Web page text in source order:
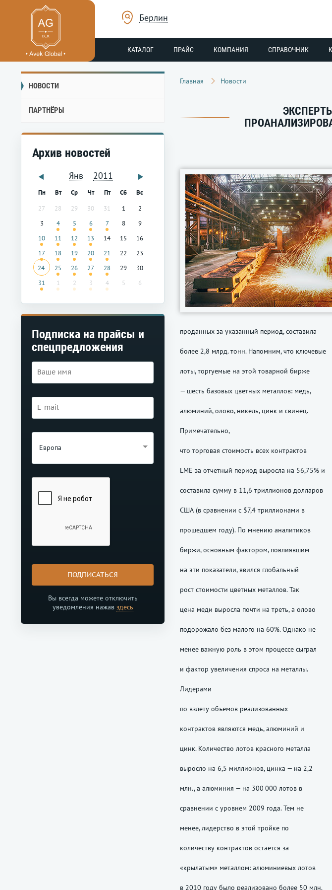
Берлин
КАТАЛОГ ПРАЙС КОМПАНИЯ СПРАВОЧНИК
НОВОСТИ
ПАРТНЁРЫ
Архив новостей
Янв 2011
Пн Вт Ср Чт Пт Сб
Вс
27
28 29 30 31 1
2
3
4 5 6 7 8
9
10
11 12 13 14 15
16
17
18 19 20 21 22
23
24
25 26 27 28 29
30
31
1 2 3 4 5 6
Подписка на прайсы и
спецпредложения
Европа
ПОДПИСАТЬСЯ
Вы всегда можете отключить
уведомления нажав здесь
Главная Новости
проданных за указанный период, составила
более 2,8 млрд. тонн. Напомним, что ключевые
лоты, торгуемые на этой товарной бирже
— шесть базовых цветных металлов: медь,
алюминий, олово, никель, цинк и свинец.
Примечательно,
что торговая стоимость всех контрактов
LME за отчетный период выросла на 56,75% и
составила сумму в 11,6 триллионов долларов
США (в сравнении с $7,4 триллионами в
прошедшем году). По мнению аналитиков
биржи, основным фактором, повлиявшим
на эти показатели, явился глобальный
рост стоимости цветных металлов. Так
цена меди выросла почти на треть, а олово
подорожало без малого на 60%. Однако не
менее важную роль в этом процессе сыграл
и фактор увеличения спроса на металлы.
Лидерами
по взлету объемов реализованных
контрактов являются медь, алюминий и
цинк. Количество лотов красного металла
выросло на 6,5 миллионов, цинка — на 2,2
млн., а алюминия — на 300 000 лотов в
сравнении с уровнем 2009 года. Тем не
менее, лидерство в этой тройке по
количеству контрактов остается за
«крылатым» металлом: алюминиевых лотов
в 2010 году было реализовано более 50 млн.